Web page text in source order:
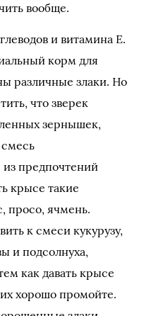
вообще.
и витамина Е.
корм для
различные злаки. Но
что зверек
зернышек,
из предпочтений
крысе такие
просо, ячмень.
к смеси кукурузу,
и подсолнуха,
как давать крысе
хорошо промойте.